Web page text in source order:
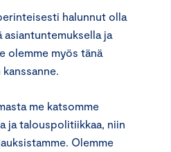
halunnut olla
ja
olemme myös tänä
me katsomme
ja talouspolitiikkaa, niin
Olemme